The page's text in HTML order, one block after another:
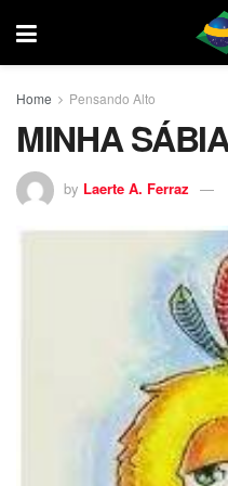
Home Pensando Alto
MINHA
by Laerte A. Ferraz